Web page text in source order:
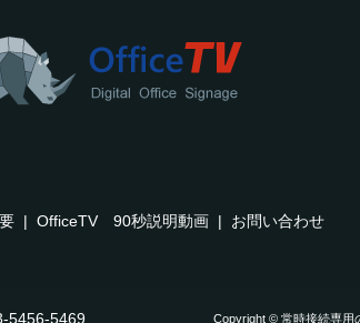
OfficeTV 90秒説明動画 お問い合わせ
5456-5469 Copyright © 常時接続専用